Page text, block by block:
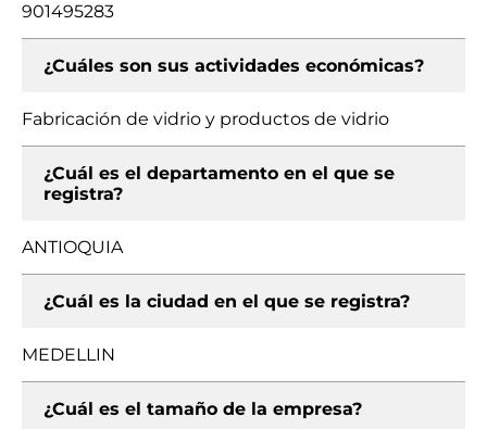
901495283
¿Cuáles son sus actividades económicas?
Fabricación de vidrio y productos de vidrio
¿Cuál es el departamento en el que se
registra?
ANTIOQUIA
¿Cuál es la ciudad en el que se registra?
MEDELLIN
¿Cuál es el tamaño de la empresa?